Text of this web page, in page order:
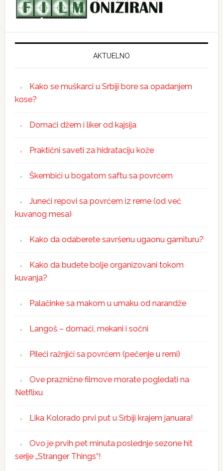
AKTUELNO
Kako se muškarci u Srbiji bore sa opadanjem
kose?
Domaći džem i liker od kajsija
Praktični saveti za hidrataciju kože
Škembići u bogatom saftu sa povrćem
Juneći repovi sa povrćem iz rerne (od već
kuvanog mesa)
Kako da odaberete savršenu ugaonu garnituru?
Kako da budete bolje organizovani tokom
kuvanja?
Palačinke sa makom u umaku od narandže
Langoš – domaći, mekani i sočni
Pileći ražnjići sa povrćem (pečenje u rerni)
Ove praznične filmove morate pogledati na
Netflixu
Lika Kolorado prvi put u Srbiji krajem januara!
Ovo je prvih pet minuta poslednje sezone hit
serije „Stranger Things“!